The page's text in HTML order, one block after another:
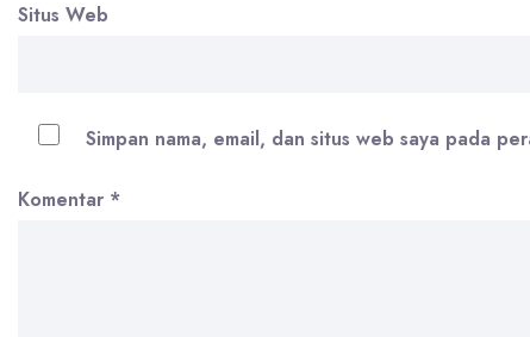
Situs Web
Simpan nama, email, dan situs web saya pada
Komentar *